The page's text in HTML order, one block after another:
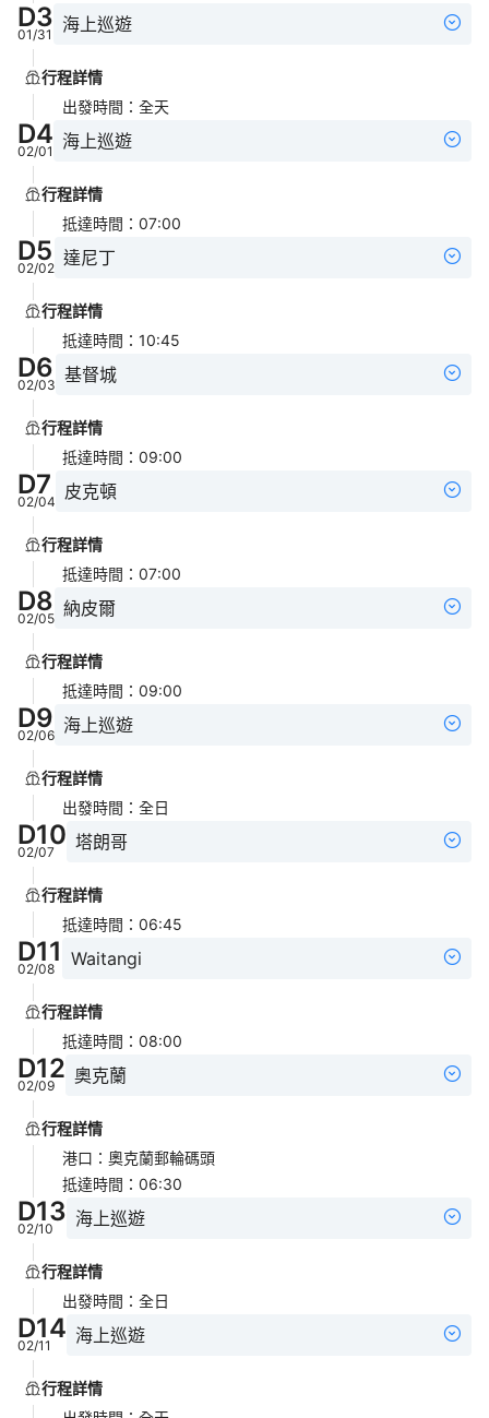
D3
01/31 海上巡遊
行程詳情
出發時間 ： 全天
D4
02/01 海上巡遊
行程詳情
抵達時間 ： 07:00
D5
02/02 達尼丁
行程詳情
抵達時間 ： 10:45
D6
02/03 基督城
行程詳情
抵達時間 ： 09:00
D7
02/04 皮克頓
行程詳情
抵達時間 ： 07:00
D8
02/05 納皮爾
行程詳情
抵達時間 ： 09:00
D9
02/06 海上巡遊
行程詳情
出發時間 ： 全日
D10
02/07 塔朗哥
行程詳情
抵達時間 ： 06:45
D11
02/08 Waitangi
行程詳情
抵達時間 ： 08:00
D12
02/09 奧克蘭
行程詳情
港口 ： 奧克蘭郵輪碼頭
抵達時間 ： 06:30
D13
02/10 海上巡遊
行程詳情
出發時間 ： 全日
D14
02/11 海上巡遊
行程詳情